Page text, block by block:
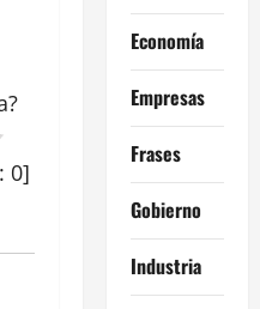
?
: 0]
Economía
Empresas
Frases
Gobierno
Industria